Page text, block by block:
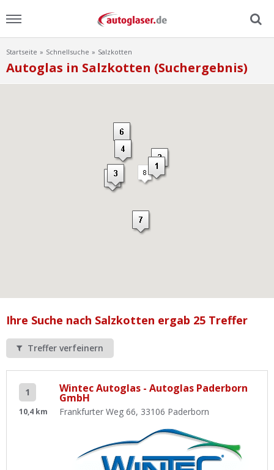
Menu
Home
Werkstatt Login
Startseite Schnellsuche Salzkotten
Autoglas in Salzkotten (Suchergebnis)
Ihre Suche nach Salzkotten ergab 25 Treffer
Treffer verfeinern
1
10,4 km
Wintec Autoglas - Autoglas Paderborn
GmbH
Frankfurter Weg 66, 33106 Paderborn